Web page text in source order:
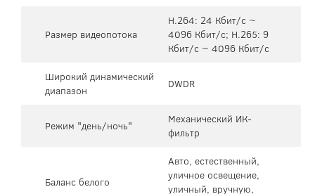
Размер видеопотока
H.264: 24 Кбит/с ~
4096 Кбит/с; H.265: 9
Кбит/с ~ 4096 Кбит/с
Широкий динамический
диапазон
DWDR
Режим "день/ночь"
Механический ИК-
фильтр
Баланс белого
Авто, естественный,
уличное освещение,
уличный, вручную,